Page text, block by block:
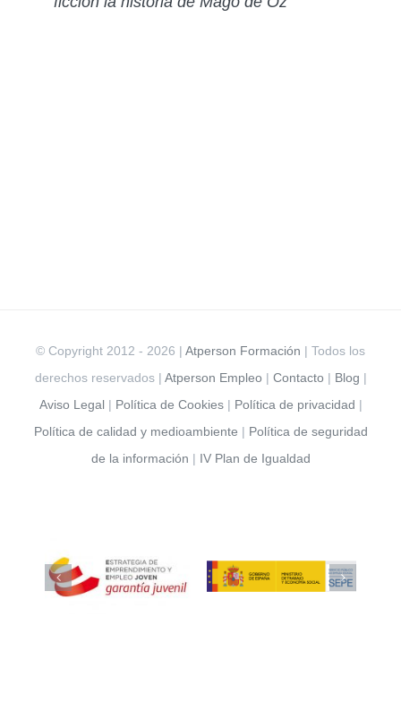
© Copyright 2012 - 2026 | Atperson Formación | Todos los
derechos reservados | Atperson Empleo | Contacto | Blog |
Aviso Legal| Política de Cookies| Política de privacidad |
Política de calidad y medioambiente | Política de seguridad
de la información | IV Plan de Igualdad